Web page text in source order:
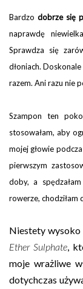
Bardzo dobrze się
naprawdę
Sprawdza się
dłoniach. Doskonale
razem. Ani razu nie
Szampon ten
stosowałam, aby
mojej głowie
pierwszym
doby, a
rowerze, chodziłam
Niestety wysoko
Ether Sulphate,
moje wrażliwe
dotychczas